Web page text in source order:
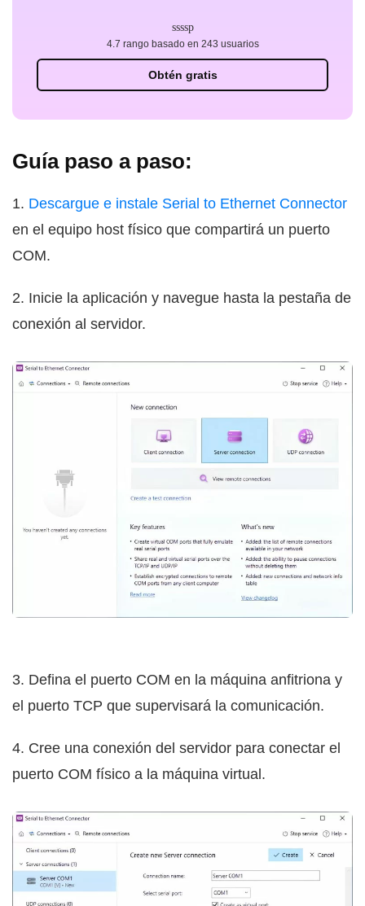
Obtén gratis
4.7 rango basado en 243 usuarios
Guía paso a paso:
1. Descargue e instale Serial to Ethernet Connector
en el equipo host físico que compartirá un puerto
COM.
2. Inicie la aplicación y navegue hasta la pestaña de
conexión al servidor.
3. Defina el puerto COM en la máquina anfitriona y
el puerto TCP que supervisará la comunicación.
4. Cree una conexión del servidor para conectar el
puerto COM físico a la máquina virtual.